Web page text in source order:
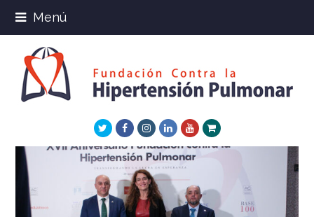
Menú
TwitterFacebookInstagram
LinkedInYoutube
Xing